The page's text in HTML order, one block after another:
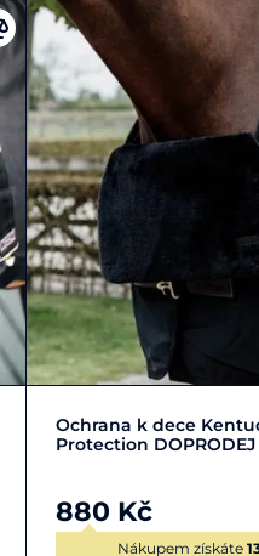
Zobrazit
Ochrana k dece
Protection DOPRODEJ
880 Kč
Nákupem získáte